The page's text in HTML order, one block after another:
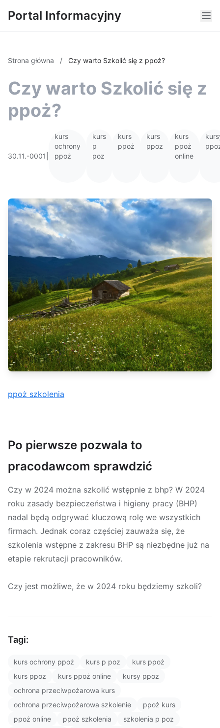
Portal Informacyjny
Strona główna / Czy warto Szkolić się z ppoż?
Czy warto Szkolić się z
ppoż?
30.11.-0001
kurs
ochrony
ppoż
kurs
p
poz
kurs
ppoż
kurs
ppoz
kurs
ppoż
online
ppoż szkolenia
Po pierwsze pozwala to
pracodawcom sprawdzić
Czy w 2024 można szkolić wstępnie z bhp? W 2024
roku zasady bezpieczeństwa i higieny pracy (BHP)
nadal będą odgrywać kluczową rolę we wszystkich
firmach. Jednak coraz częściej zauważa się, że
szkolenia wstępne z zakresu BHP są niezbędne już na
etapie rekrutacji pracowników.
Czy jest możliwe, że w 2024 roku będziemy szkoli?
Tagi:
kurs ochrony ppoż kurs p poz
kurs ppoż
kurs ppoz
kurs ppoż online
kursy ppoz
ochrona przeciwpożarowa kurs
ochrona przeciwpożarowa szkolenie
ppoż kurs
ppoż online
ppoż szkolenia
szkolenia p poz